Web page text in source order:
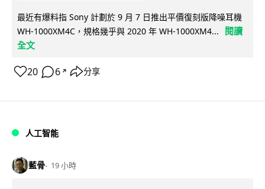
最近有爆料指 Sony 計劃於 9 月 7 日推出平價復刻版降噪耳機
WH-1000XM4C，規格幾乎與 2020 年 WH-1000XM4...
閱讀
全文
20 6 ↗ 分享
人工智能
藍骨 19 小時